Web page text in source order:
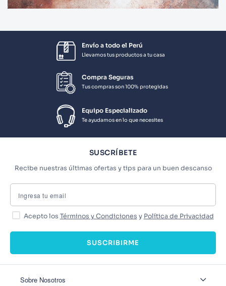
Envío a todo el Perú
Llevamos tus productos a tu casa
Compra Seguras
Tus compras son 100% protegidas
Equipo Especializado
Te ayudamos en lo que necesites
SUSCRÍBETE
Recibe nuestras últimas ofertas y tips para un buen descanso
Acepto los Términos y Condiciones y Política de Privacidad
SUSCRIBIRME
Sobre Nosotros